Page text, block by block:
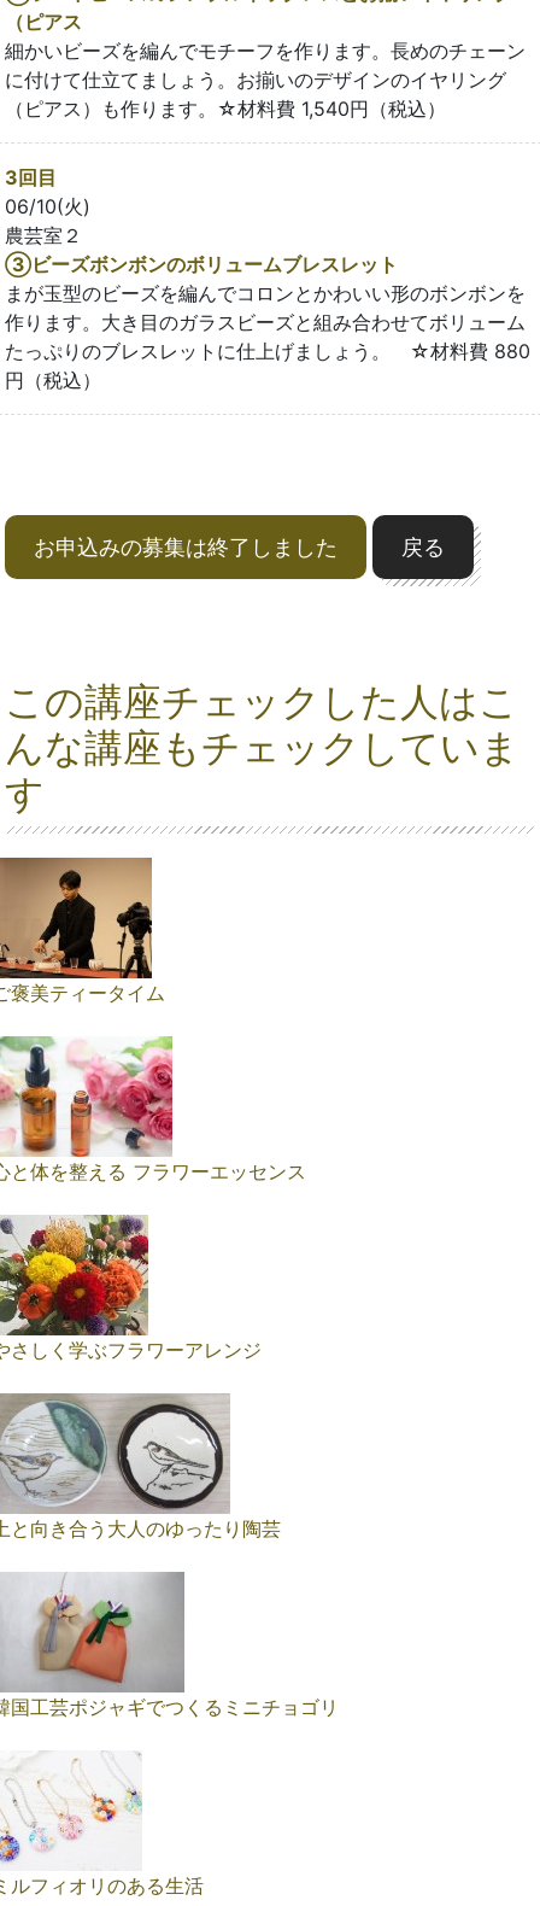
（ピアス
細かいビーズを編んでモチーフを作ります。長めのチェーン
に付けて仕立てましょう。お揃いのデザインのイヤリング
（ピアス）も作ります。☆材料費 1,540円（税込）
3回目
06/10(火)
農芸室２
③ビーズボンボンのボリュームブレスレット
まが玉型のビーズを編んでコロンとかわいい形のボンボンを
作ります。大き目のガラスビーズと組み合わせてボリューム
たっぷりのブレスレットに仕上げましょう。 ☆材料費 880
円（税込）
お申込みの募集は終了しました 戻る
この講座チェックした人はこ
んな講座もチェックしていま
す
褒美ティータイム
と体を整える フラワーエッセンス
さしく学ぶフラワーアレンジ
と向き合う大人のゆったり陶芸
国工芸ポジャギでつくるミニチョゴリ
ルフィオリのある生活